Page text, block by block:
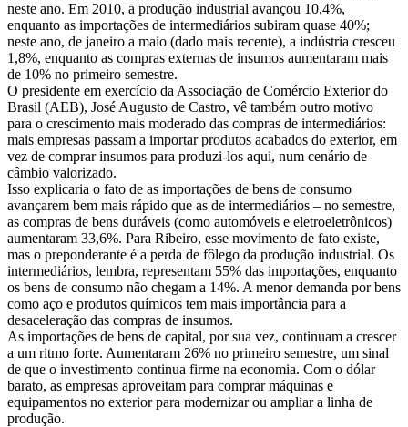
neste ano. Em 2010, a produção industrial avançou 10,4%,
enquanto as importações de intermediários subiram quase 40%;
neste ano, de janeiro a maio (dado mais recente), a indústria cresceu
1,8%, enquanto as compras externas de insumos aumentaram mais
de 10% no primeiro semestre.
O presidente em exercício da Associação de Comércio Exterior do
Brasil (AEB), José Augusto de Castro, vê também outro motivo
para o crescimento mais moderado das compras de intermediários:
mais empresas passam a importar produtos acabados do exterior, em
vez de comprar insumos para produzi-los aqui, num cenário de
câmbio valorizado.
Isso explicaria o fato de as importações de bens de consumo
avançarem bem mais rápido que as de intermediários – no semestre,
as compras de bens duráveis (como automóveis e eletroeletrônicos)
aumentaram 33,6%. Para Ribeiro, esse movimento de fato existe,
mas o preponderante é a perda de fôlego da produção industrial. Os
intermediários, lembra, representam 55% das importações, enquanto
os bens de consumo não chegam a 14%. A menor demanda por bens
como aço e produtos químicos tem mais importância para a
desaceleração das compras de insumos.
As importações de bens de capital, por sua vez, continuam a crescer
a um ritmo forte. Aumentaram 26% no primeiro semestre, um sinal
de que o investimento continua firme na economia. Com o dólar
barato, as empresas aproveitam para comprar máquinas e
equipamentos no exterior para modernizar ou ampliar a linha de
produção.